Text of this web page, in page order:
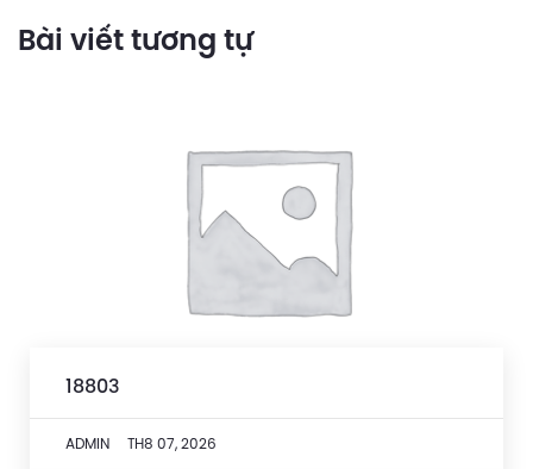
Bài viết tương tự
18803
ADMIN TH8 07, 2026